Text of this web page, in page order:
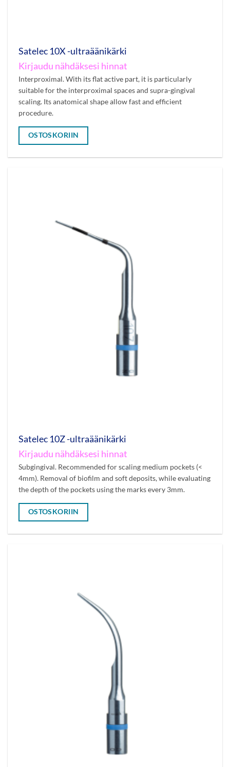
Satelec 10X -ultraäänikärki
Kirjaudu nähdäksesi hinnat
Interproximal. With its flat active part, it is particularly
suitable for the interproximal spaces and supra-gingival
scaling. Its anatomical shape allow fast and efficient
procedure.
OSTOSKORIIN
Satelec 10Z -ultraäänikärki
Kirjaudu nähdäksesi hinnat
Subgingival. Recommended for scaling medium pockets (<
4mm). Removal of biofilm and soft deposits, while evaluating
the depth of the pockets using the marks every 3mm.
OSTOSKORIIN